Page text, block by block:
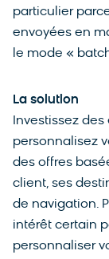
particulier
envoyées en
le mode «
La solution
Investissez
personnalisez
des offres
client, ses
de navigation.
intérêt certain
personnaliser